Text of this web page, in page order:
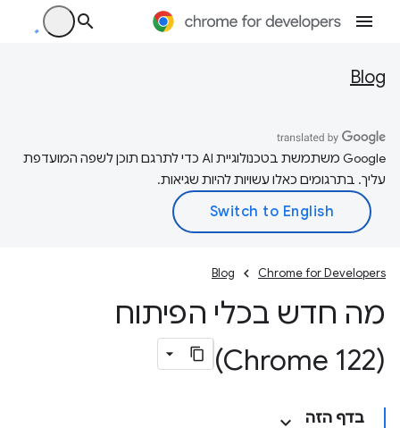
Blog
‫Google משתמשת בטכנולוגיית AI כדי לתרגם תוכן לשפה המועדפת
עליך. בתרגומים כאלו עשויות להיות שגיאות.
Chrome for Developers
Blog
מה חדש בכלי הפיתוח
(Chrome 122)
בדף הזה